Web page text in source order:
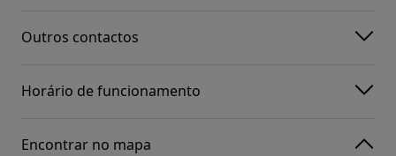
Outros contactos
Horário de funcionamento
Encontrar no mapa